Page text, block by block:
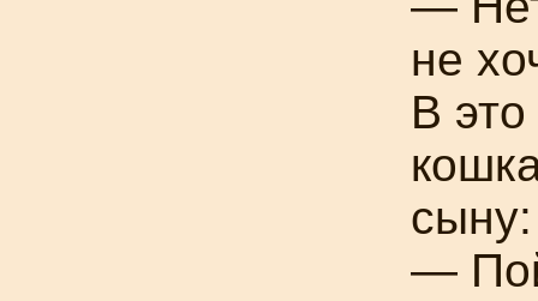
не
В
сыну:
—